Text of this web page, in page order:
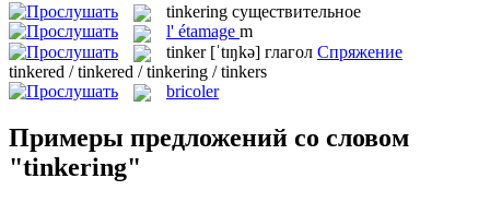
tinkering существительное
l' étamage m
tinker [ˈtɪŋkə] глагол Спряжение
tinkered / tinkered / tinkering / tinkers
bricoler
Примеры предложений со словом
"tinkering"